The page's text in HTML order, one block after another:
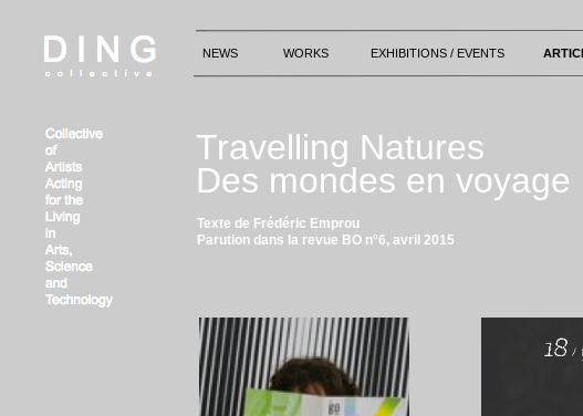
EXHIBITIONS / EVENTS
WORKS
NEWS
Travelling Natures
Des mondes en voyage
Texte de Frédéric Emprou
Parution dans la revue BO n°6, avril 2015